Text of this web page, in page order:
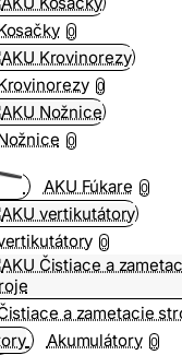
0
0
0
AKU Fúkare 0
0
a zametacie
Akumulátory 0